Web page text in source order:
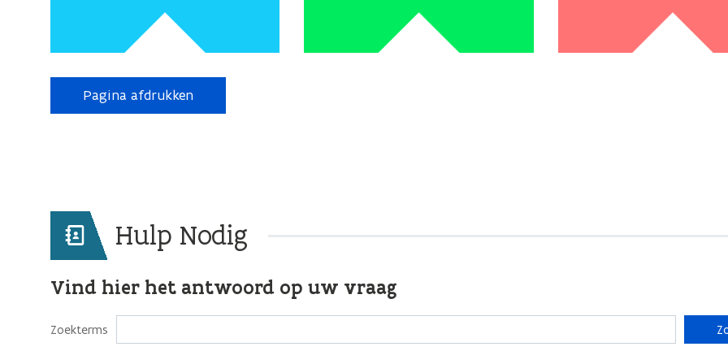
Pagina afdrukken
Hulp Nodig
Vind hier het antwoord op uw vraag
Zoekterms